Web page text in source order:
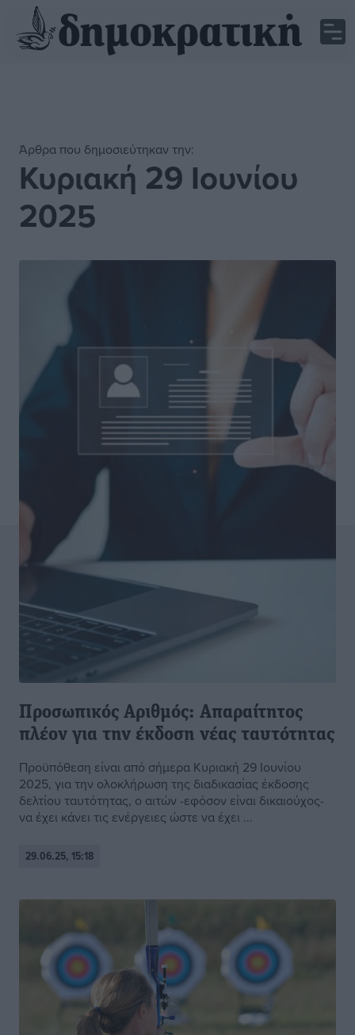
Άρθρα που δημοσιεύτηκαν την:
Κυριακή 29 Ιουνίου
2025
Προσωπικός Αριθμός: Απαραίτητος
πλέον για την έκδοση νέας ταυτότητας
Προϋπόθεση είναι από σήμερα Κυριακή 29 Ιουνίου
2025, για την ολοκλήρωση της διαδικασίας έκδοσης
δελτίου ταυτότητας, ο αιτών -εφόσον είναι δικαιούχος-
να έχει κάνει τις ενέργειες ώστε να έχει ...
29.06.25, 15:18